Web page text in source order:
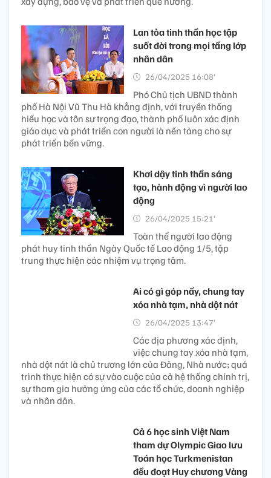
Lan tỏa tinh thần học tập
suốt đời trong mọi tầng lớp
nhân dân
26/04/2025 16:08’
Phó Chủ tịch UBND thành
phố Hà Nội Vũ Thu Hà khẳng định, với truyền thống
hiếu học và tôn sư trọng đạo, thành phố luôn xác định
giáo dục và phát triển con người là nền tảng cho sự
phát triển bền vững.
Khơi dậy tinh thần sáng
tạo, hành động vì người lao
động
26/04/2025 15:21’
Toàn thể người lao động
phát huy tinh thần Ngày Quốc tế Lao động 1/5, tập
trung thực hiện các nhiệm vụ trọng tâm.
Ai có gì góp nấy, chung tay
xóa nhà tạm, nhà dột nát
26/04/2025 13:47’
Các địa phương xác định,
việc chung tay xóa nhà tạm,
nhà dột nát là chủ trương lớn của Đảng, Nhà nước; quá
trình thực hiện có sự vào cuộc của cả hệ thống chính trị,
sự tham gia hưởng ứng của các tổ chức, doanh nghiệp
và nhân dân.
Cả 6 học sinh Việt Nam
tham dự Olympic Giao lưu
Toán học Turkmenistan
đều đoạt Huy chương Vàng